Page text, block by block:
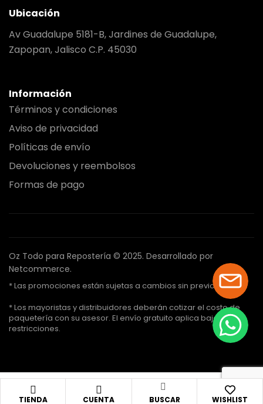
TIENDA CUENTA BUSCAR WISHLIST
Ubicación
Av Guadalupe 5181-B, Jardines de Guadalupe,
Zapopan, Jalisco C.P. 45030
Información
Términos y condiciones
Aviso de privacidad
Políticas de envío
Devoluciones y reembolsos
Formas de pago
Oz Todo para Repostería © 2025. Desarrollado por
Netcommerce.
* Las promociones están sujetas a cambios sin previo aviso.
* Los mayoristas y distribuidores deberán cotizar el costo de
paquetería con su asesor. El envío gratuito aplica bajo ciertas
restricciones.